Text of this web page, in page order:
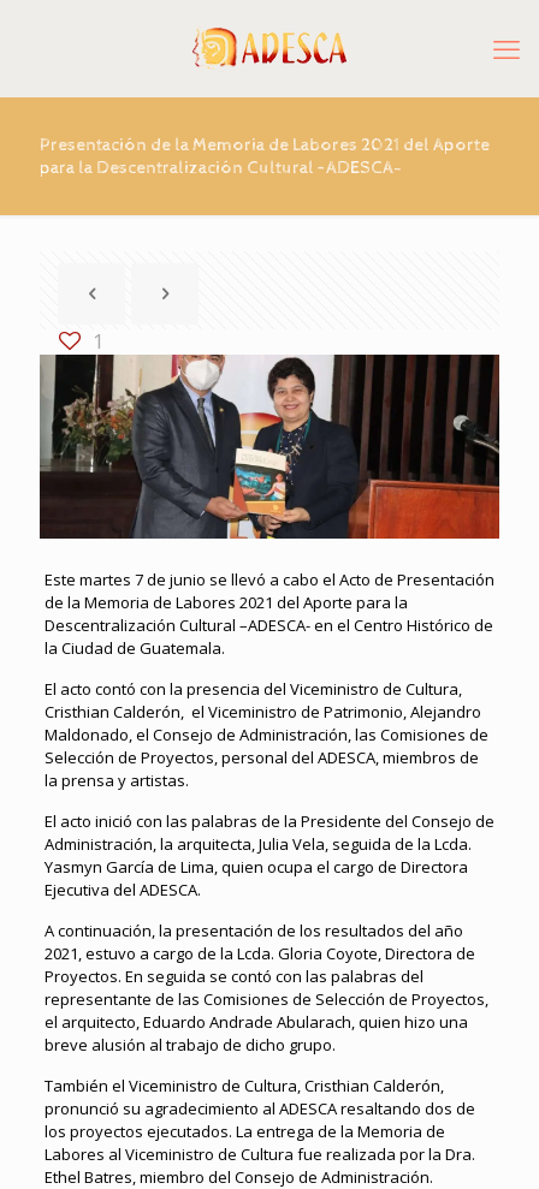
Presentación de la Memoria de Labores 2021 del Aporte
para la Descentralización Cultural –ADESCA-
1
Este martes 7 de junio se llevó a cabo el Acto de Presentación
de la Memoria de Labores 2021 del Aporte para la
Descentralización Cultural –ADESCA- en el Centro Histórico de
la Ciudad de Guatemala.
El acto contó con la presencia del Viceministro de Cultura,
Cristhian Calderón, el Viceministro de Patrimonio, Alejandro
Maldonado, el Consejo de Administración, las Comisiones de
Selección de Proyectos, personal del ADESCA, miembros de
la prensa y artistas.
El acto inició con las palabras de la Presidente del Consejo de
Administración, la arquitecta, Julia Vela, seguida de la Lcda.
Yasmyn García de Lima, quien ocupa el cargo de Directora
Ejecutiva del ADESCA.
A continuación, la presentación de los resultados del año
2021, estuvo a cargo de la Lcda. Gloria Coyote, Directora de
Proyectos. En seguida se contó con las palabras del
representante de las Comisiones de Selección de Proyectos,
el arquitecto, Eduardo Andrade Abularach, quien hizo una
breve alusión al trabajo de dicho grupo.
También el Viceministro de Cultura, Cristhian Calderón,
pronunció su agradecimiento al ADESCA resaltando dos de
los proyectos ejecutados. La entrega de la Memoria de
Labores al Viceministro de Cultura fue realizada por la Dra.
Ethel Batres, miembro del Consejo de Administración.